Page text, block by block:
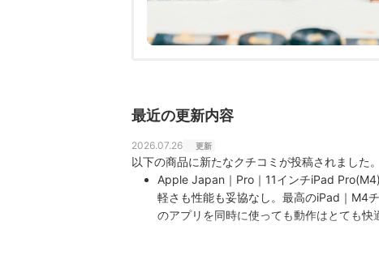
最近の更新内容
2026.07.26 更新
以下の商品に新たなクチコミが投稿されました。
Apple Japan｜Pro｜11インチiPad Pro(M4)
軽さも性能も妥協なし。最高のiPad｜M4
のアプリを同時に使っても動作はとても